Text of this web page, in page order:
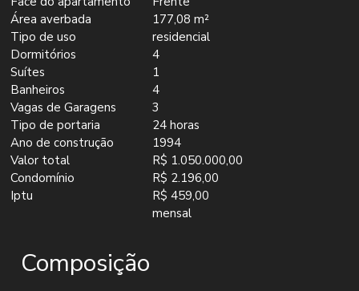
Área averbada
177,08 m²
Tipo de uso
residencial
Dormitórios
4
Suítes
1
Banheiros
4
Vagas de Garagens
3
Tipo de portaria
24 horas
Ano de construção
1994
Valor total
R$ 1.050.000,00
Condomínio
R$ 2.196,00
Iptu
R$ 459,00
mensal
Composição